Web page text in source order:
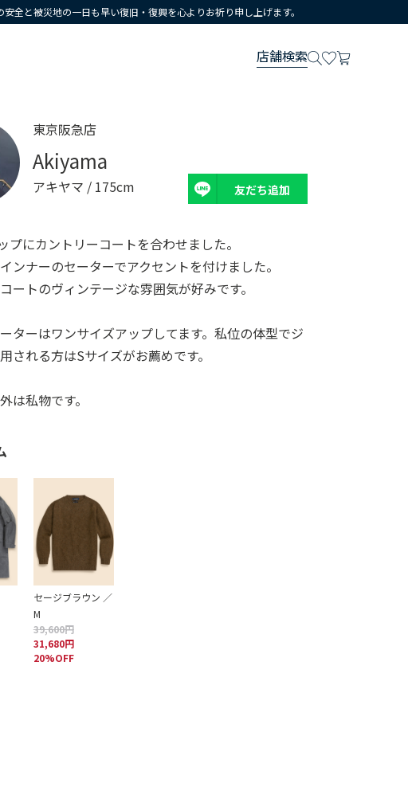
全と被災地の一日も早い復旧・復興を心よりお祈り申し上げます。
店舗検索
東京阪急店
Akiyama
アキヤマ / 175cm 友だち追加
プにカントリーコートを合わせました。
ンナーのセーターでアクセントを付けました。
ートのヴィンテージな雰囲気が好みです。
ターはワンサイズアップしてます。私位の体型でジ
される方はSサイズがお薦めです。
は私物です。
セージブラウン ／
M
39,600円
31,680円
20%OFF